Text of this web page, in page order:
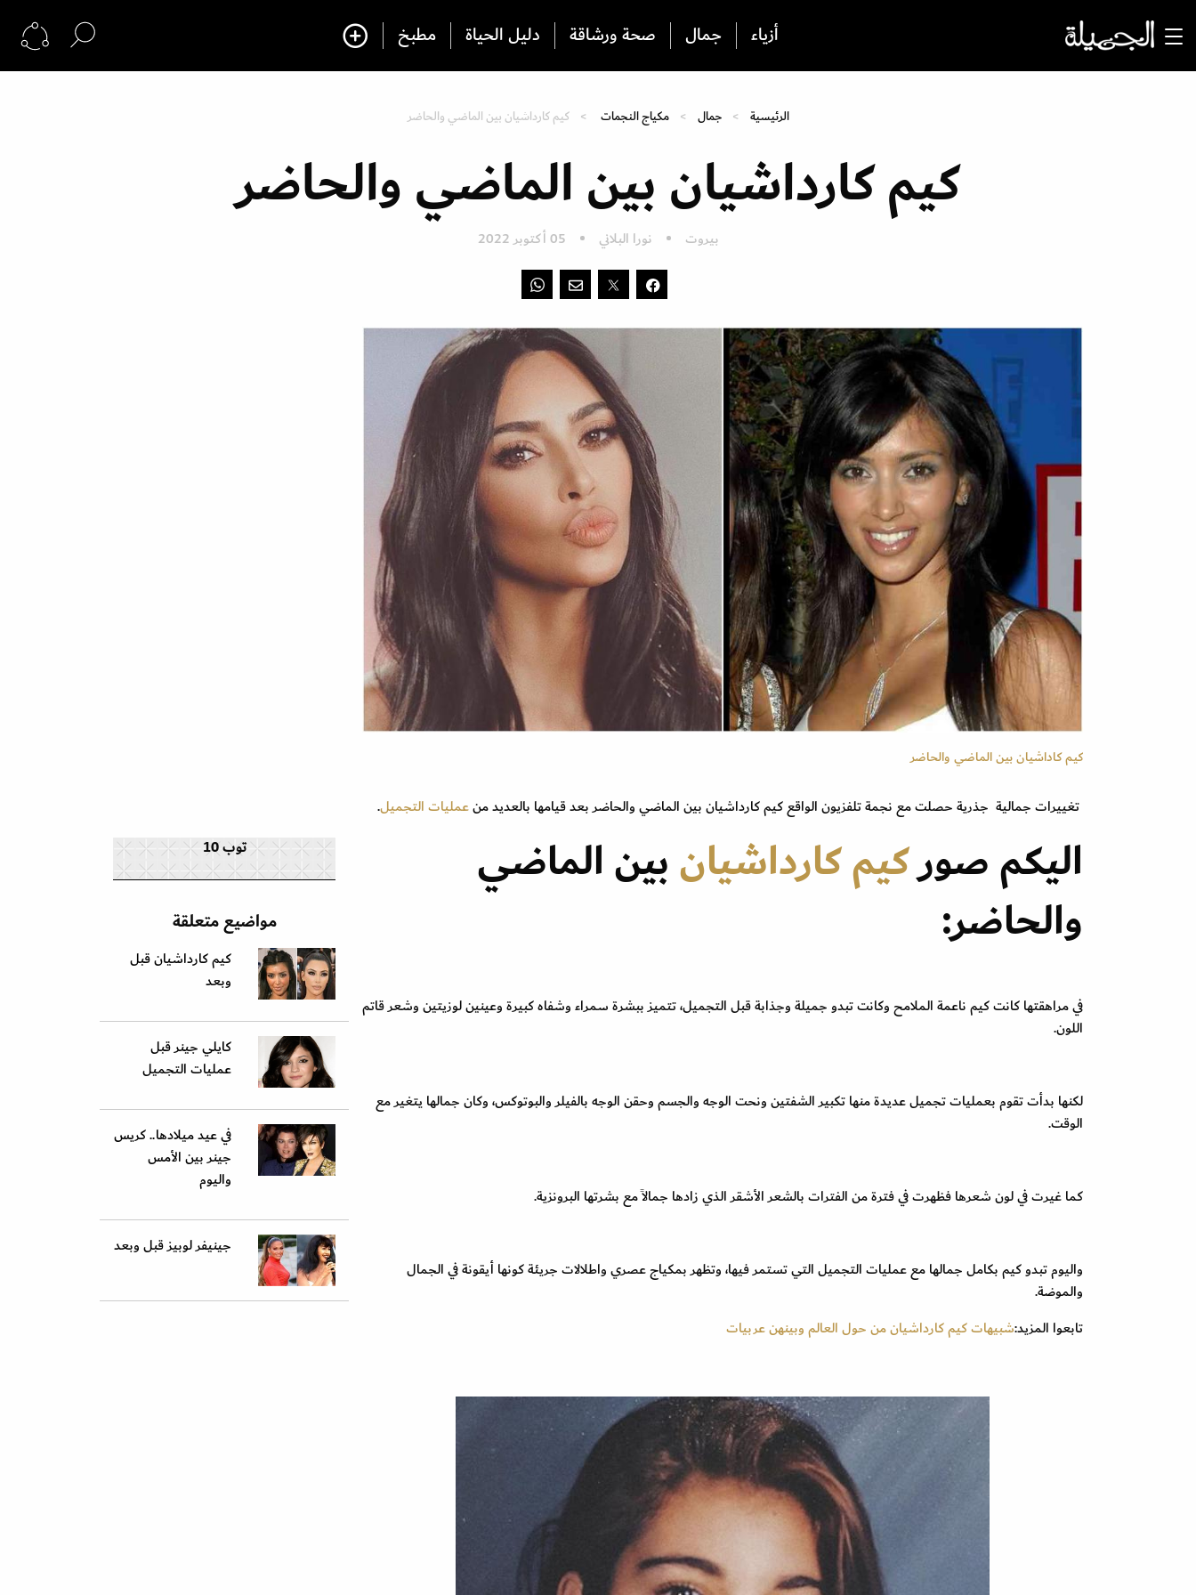
أزياء جمال صحة ورشاقة دليل الحياة مطبخ
الرئيسية جمال مكياج النجمات كيم كارداشيان بين الماضي والحاضر
كيم كارداشيان بين الماضي والحاضر
بيروت نورا البلاني 05 أكتوبر 2022
كيم كاداشيان بين الماضي والحاضر
تغييرات جمالية جذرية حصلت مع نجمة تلفزيون الواقع كيم كارداشيان بين الماضي والحاضر بعد قيامها بالعديد منعمليات التجميل.
اليكم صوركيم كارداشيانبين الماضي
والحاضر:
في مراهقتها كانت كيم ناعمة الملامح وكانت تبدو جميلة وجذابة قبل التجميل، تتميز ببشرة سمراء وشفاه كبيرة وعينين لوزيتين وشعر قاتم
اللون.
لكنها بدأت تقوم بعمليات تجميل عديدة منها تكبير الشفتين ونحت الوجه والجسم وحقن الوجه بالفيلر والبوتوكس، وكان جمالها يتغير مع
الوقت.
كما غيرت في لون شعرها فظهرت في فترة من الفترات بالشعر الأشقر الذي زادها جمالاً مع بشرتها البرونزية.
واليوم تبدو كيم بكامل جمالها مع عمليات التجميل التي تستمر فيها، وتظهر بمكياج عصري واطلالات جريئة كونها أيقونة في الجمال
والموضة.
تابعوا المزيد:شبيهات كيم كارداشيان من حول العالم وبينهن عربيات
توب 10
مواضيع متعلقة
كيم كارداشيان قبل
وبعد
كايلي جينر قبل
عمليات التجميل
في عيد ميلادها.. كريس
جينر بين الأمس
واليوم
جينيفر لوبيز قبل وبعد